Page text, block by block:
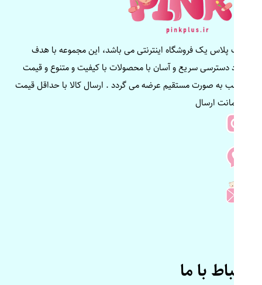
پینک پلاس یک فروشگاه اینترنتی می باشد، این مجموعه با هدف
ایجاد دسترسی سریع و آسان با محصولات با کیفیت و متنوع و قیمت
مناسب به صورت مستقیم عرضه می گردد . ارسال کالا با حداقل قیمت
و ضمانت ارسال
ارتباط با ما